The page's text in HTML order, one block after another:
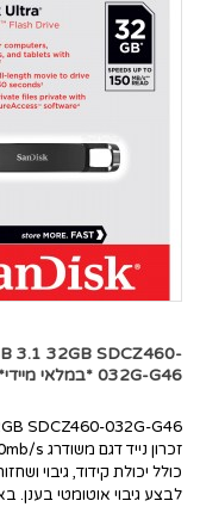
3.1 32GB SDCZ460-
032G-G46 *במלאי מיידי*
SDCZ460-032G-G46